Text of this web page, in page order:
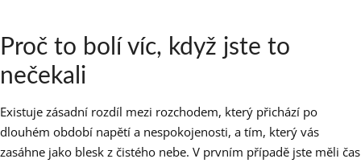
Proč to bolí víc, když jste to
nečekali
Existuje zásadní rozdíl mezi rozchodem, který přichází po
dlouhém období napětí a nespokojenosti, a tím, který vás
zasáhne jako blesk z čistého nebe. V prvním případě jste měli čas